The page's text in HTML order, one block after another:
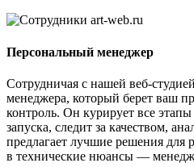
Персональный менеджер
Сотрудничая с нашей веб-
менеджера, который берет ваш
контроль. Он курирует все
запуска, следит за качеством,
предлагает лучшие решения для
в технические нюансы —